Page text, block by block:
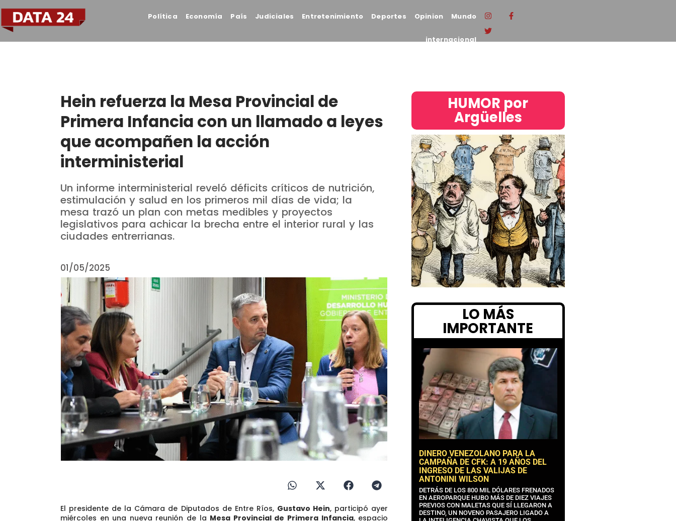
Política Economía País Judiciales Entretenimiento Deportes Opinion Mundo
internacional
Hein refuerza la Mesa Provincial de
Primera Infancia con un llamado a leyes
que acompañen la acción
interministerial
Un informe interministerial reveló déficits críticos de nutrición,
estimulación y salud en los primeros mil días de vida; la
mesa trazó un plan con metas medibles y proyectos
legislativos para achicar la brecha entre el interior rural y las
ciudades entrerrianas.
01/05/2025
El presidente de la Cámara de Diputados de Entre Ríos, Gustavo Hein, participó ayer
miércoles en una nueva reunión de la Mesa Provincial de Primera Infancia, espacio
HUMOR por
Argüelles​
LO MÁS
IMPORTANTE
DINERO VENEZOLANO PARA LA
CAMPAÑA DE CFK: A 19 AÑOS DEL
INGRESO DE LAS VALIJAS DE
ANTONINI WILSON
DETRÁS DE LOS 800 MIL DÓLARES FRENADOS
EN AEROPARQUE HUBO MÁS DE DIEZ VIAJES
PREVIOS CON MALETAS QUE SÍ LLEGARON A
DESTINO, UN NOVENO PASAJERO LIGADO A